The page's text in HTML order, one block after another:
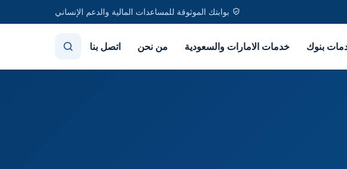
بوابتك الموثوقة للمساعدات المالية والدعم الإنساني
بنوك خدمات الامارات والسعودية من نحن اتصل بنا